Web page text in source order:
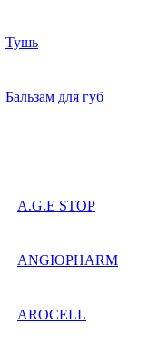
Тушь
Бальзам для губ
A.G.E STOP
ANGIOPHARM
AROCELL